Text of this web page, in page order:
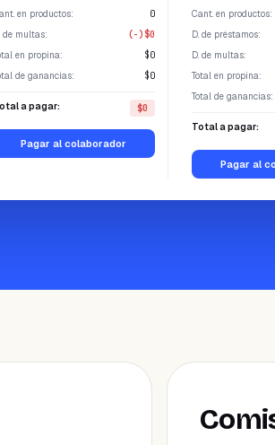
en productos:
0
de multas:
(-)$0
en propina:
$0
de ganancias: $0
a pagar: $0
Pagar al colaborador
Cant. en productos:
D. de préstamos:
D. de multas:
Total en propina:
Total de ganancias:
Total a pagar:
Pagar al